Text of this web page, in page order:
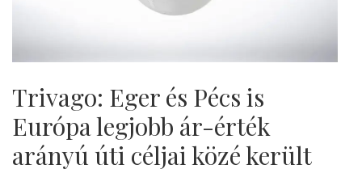
Trivago: Eger és Pécs is
Európa legjobb ár-érték
arányú úti céljai közé került